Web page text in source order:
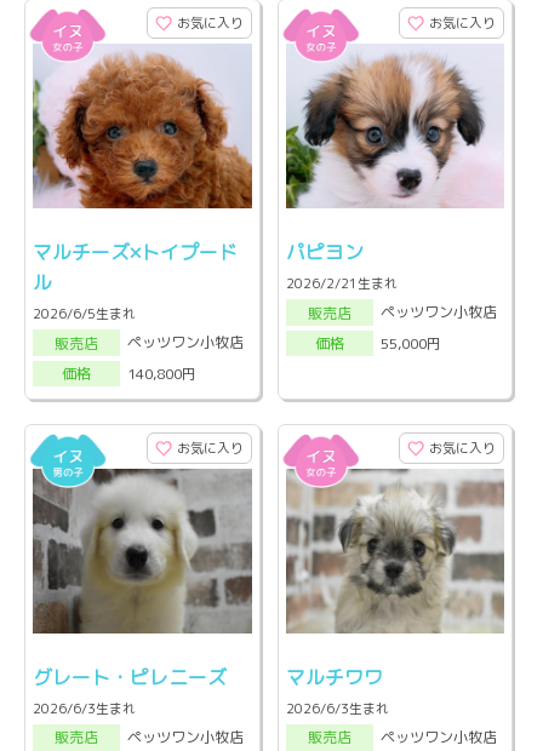
お気に入り
マルチーズ×トイプード
ル
2026/6/5生まれ
販売店
ペッツワン小牧店
価格
140,800円
お気に入り
パピヨン
2026/2/21生まれ
販売店
ペッツワン小牧店
価格
55,000円
お気に入り
グレート・ピレニーズ
2026/6/3生まれ
販売店
ペッツワン小牧店
お気に入り
マルチワワ
2026/6/3生まれ
販売店
ペッツワン小牧店